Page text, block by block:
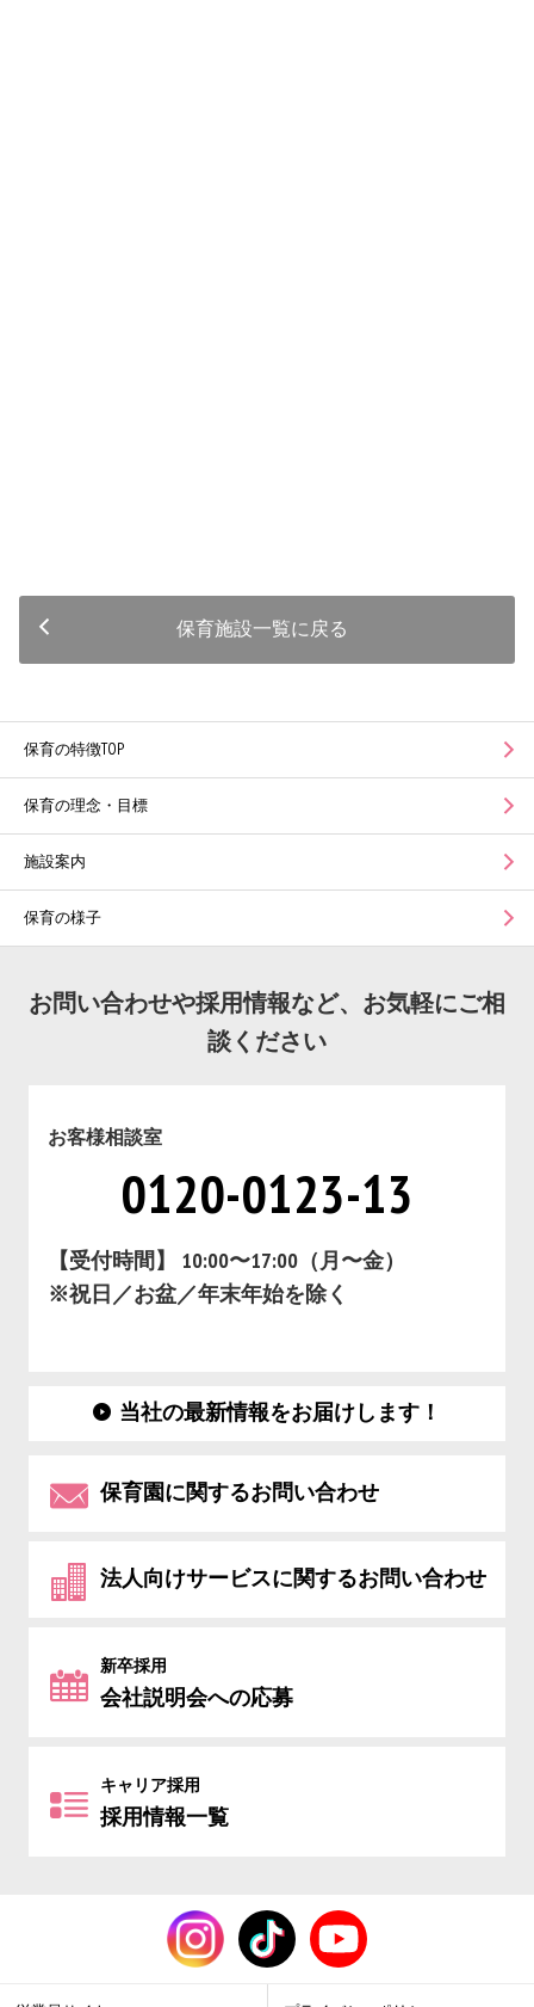
保育施設一覧に戻る
保育の特徴TOP
保育の理念・目標
施設案内
保育の様子
お問い合わせや採用情報など、お気軽にご相
談ください
お客様相談室
0120-0123-13
【受付時間】 10:00〜17:00（月〜金）
※祝日／お盆／年末年始を除く
当社の最新情報をお届けします！
保育園に関するお問い合わせ
法人向けサービスに関するお問い合わせ
新卒採用
会社説明会への応募
キャリア採用
採用情報一覧